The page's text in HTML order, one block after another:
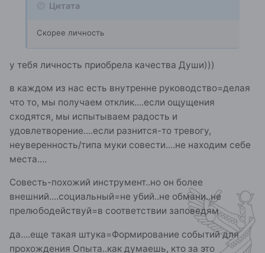
Цитата
Скорее личность
у тебя личность приобрела качества Души)))
в каждом из нас есть внутренне руководство=делая
что то, мы получаем отклик....если ощущения
сходятся, мы испытываем радость и
удовлетворение....если разнится-то тревогу,
неуверенность/типа муки совести....не находим себе
места....
Совесть-похожий инструмент..но он более
внешний....социальный=не убий..не обмани..не
прелюбодействуй=в соответствии заповедям
да....еще такая штука=Формирование событий для
прохождения Опыта..как думаешь, кто за это